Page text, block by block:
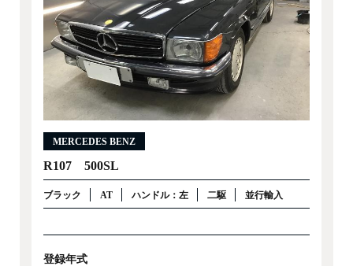
MERCEDES BENZ
R107 500SL
ブラック AT ハンドル：左 二駆 並行輸入
登録年式